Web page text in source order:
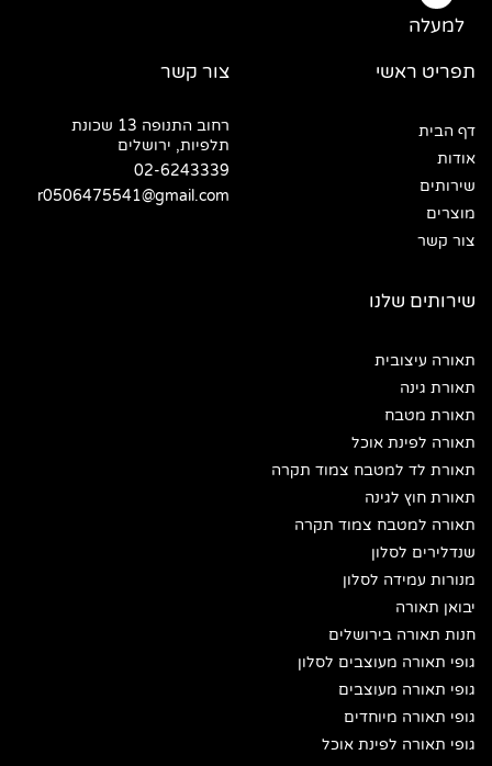
למעלה
תפריט ראשי
דף הבית
אודות
שירותים
מוצרים
צור קשר
שירותים שלנו
תאורה עיצובית
תאורת גינה
תאורת מטבח
תאורה לפינת אוכל
תאורת לד למטבח צמוד תקרה
תאורת חוץ לגינה
תאורה למטבח צמוד תקרה
שנדלירים לסלון
מנורות עמידה לסלון
יבואן תאורה
חנות תאורה בירושלים
גופי תאורה מעוצבים לסלון
גופי תאורה מעוצבים
גופי תאורה מיוחדים
גופי תאורה לפינת אוכל
צור קשר
רחוב התנופה 13 שכונת
תלפיות, ירושלים
02-6243339
r0506475541@gmail.com